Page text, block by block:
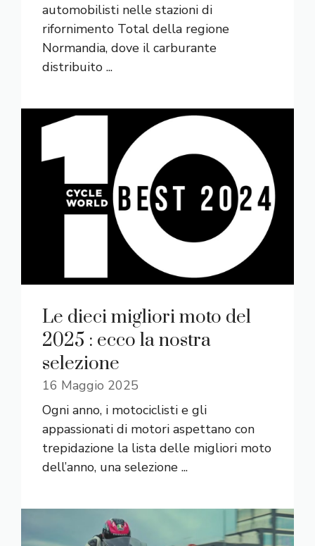
automobilisti nelle stazioni di
rifornimento Total della regione
Normandia, dove il carburante
distribuito ...
Le dieci migliori moto del
2025 : ecco la nostra
selezione
16 Maggio 2025
Ogni anno, i motociclisti e gli
appassionati di motori aspettano con
trepidazione la lista delle migliori moto
dell’anno, una selezione ...